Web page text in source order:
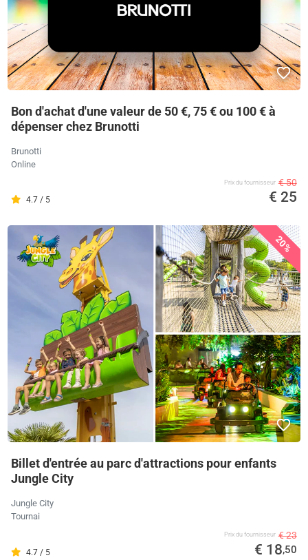
Bon d'achat d'une valeur de 50 €, 75 € ou 100 € à
dépenser chez Brunotti
Brunotti
Online
4.7 / 5
Prix ​​du fournisseur € 50
€ 25
20%
Billet d'entrée au parc d'attractions pour enfants
Jungle City
Jungle City
Tournai
4.7 / 5
Prix ​​du fournisseur € 23
€ 18,50